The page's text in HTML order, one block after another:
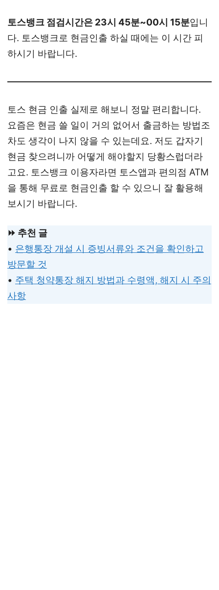
토스뱅크 점검시간은 23시 45분~00시 15분입니
다. 토스뱅크로 현금인출 하실 때에는 이 시간 피
하시기 바랍니다.
토스 현금 인출 실제로 해보니 정말 편리합니다.
요즘은 현금 쓸 일이 거의 없어서 출금하는 방법조
차도 생각이 나지 않을 수 있는데요. 저도 갑자기
현금 찾으려니까 어떻게 해야할지 당황스럽더라
고요. 토스뱅크 이용자라면 토스앱과 편의점 ATM
을 통해 무료로 현금인출 할 수 있으니 잘 활용해
보시기 바랍니다.
⏩ 추천 글
• 은행통장 개설 시 증빙서류와 조건을 확인하고
방문할 것
• 주택 청약통장 해지 방법과 수령액, 해지 시 주의
사항